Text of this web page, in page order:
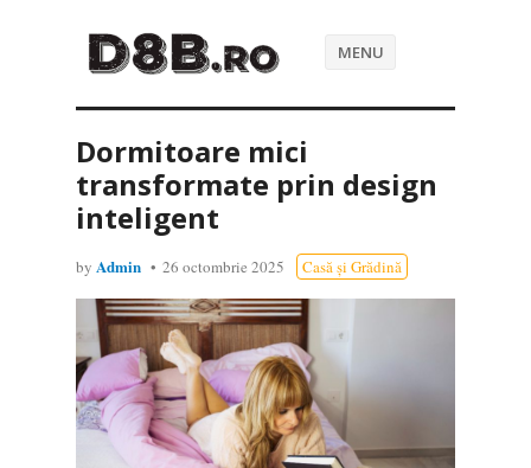
MENU
Dormitoare mici
transformate prin design
inteligent
by Admin 26 octombrie 2025 Casă și Grădină